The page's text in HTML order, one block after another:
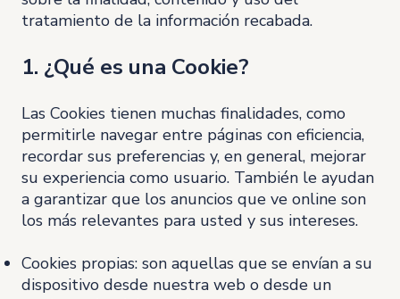
tratamiento de la información recabada.
1. ¿Qué es una Cookie?
Las Cookies tienen muchas finalidades, como
permitirle navegar entre páginas con eficiencia,
recordar sus preferencias y, en general, mejorar
su experiencia como usuario. También le ayudan
a garantizar que los anuncios que ve online son
los más relevantes para usted y sus intereses.
Cookies propias: son aquellas que se envían a su
dispositivo desde nuestra web o desde un